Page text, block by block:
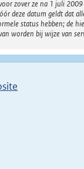
zover ze na 1 juli
deze datum geldt dat
status hebben; de
worden bij wijze van